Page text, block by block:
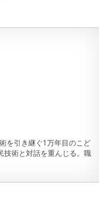
を引き継ぐ1万年目のこど
技術と対話を重んじる。職